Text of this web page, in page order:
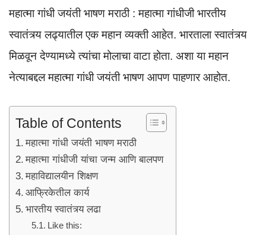
at
s
A
p
ail tt
er
c
e
b
o
k
ar
e
महात्मा गांधी जयंती भाषण मराठी : महात्मा गांधीजी भारतीय
स्वातंत्र्य लढ्यातील एक महान व्यक्ती आहेत. भारताला स्वातंत्र्य
मिळवून देण्यामध्ये त्यांचा मोलाचा वाटा होता. अशा या महान
नेत्याबद्दल महात्मा गांधी जयंती भाषण आपण पाहणार आहोत.
Table of Contents
महात्मा गांधी जयंती भाषण मराठी
महात्मा गांधीजी यांचा जन्म आणि बालपण
महाविद्यालयीन शिक्षण
आफ्रिकेतील कार्य
भारतीय स्वातंत्र्य लढा
Like this: